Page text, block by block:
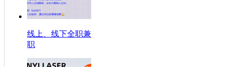
线上、线下全职兼
职